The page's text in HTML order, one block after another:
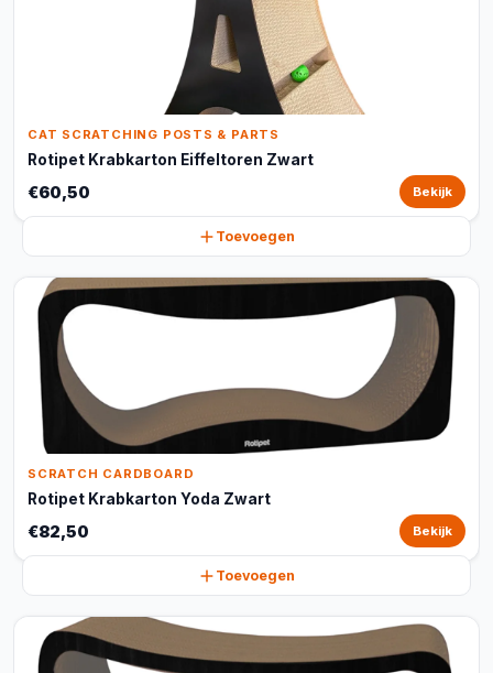
CAT SCRATCHING POSTS & PARTS
Rotipet Krabkarton Eiffeltoren Zwart
€60,50 Bekijk
Toevoegen
SCRATCH CARDBOARD
Rotipet Krabkarton Yoda Zwart
€82,50 Bekijk
Toevoegen